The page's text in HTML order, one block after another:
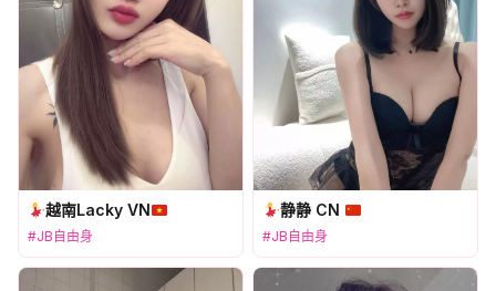
越南Lacky VN
#JB自由身
静静 CN
#JB自由身